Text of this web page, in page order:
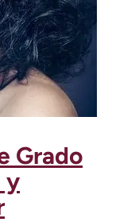
Grado
y